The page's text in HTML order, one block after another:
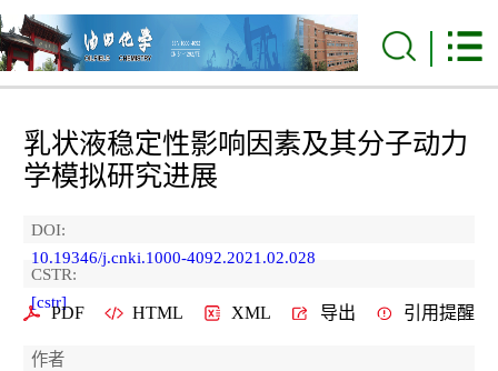
乳状液稳定性影响因素及其分子动力
学模拟研究进展
DOI:
10.19346/j.cnki.1000-4092.2021.02.028
CSTR:
[cstr]
PDF HTML XML 导出 引用提醒
作者